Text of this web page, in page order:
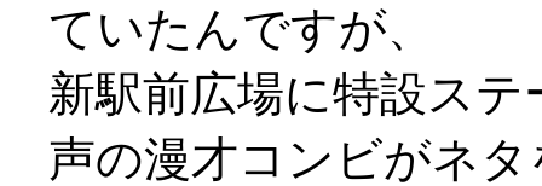
ていたんですが、
新駅前広場に特設ス
声の漫才コンビがネ